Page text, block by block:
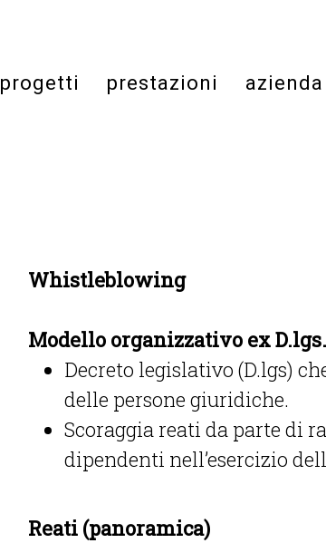
progetti prestazioni azienda
Whistleblowing
Modello organizzativo ex D.lgs.
Decreto legislativo (D.lgs)
delle persone giuridiche.
Scoraggia reati da parte di
dipendenti nell’esercizio
Reati (panoramica)